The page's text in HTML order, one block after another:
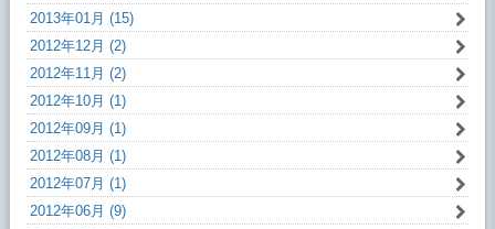
2013年01月 (15)
2012年12月 (2)
2012年11月 (2)
2012年10月 (1)
2012年09月 (1)
2012年08月 (1)
2012年07月 (1)
2012年06月 (9)